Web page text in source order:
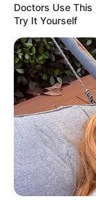
Doctors Use
Try It Yourself